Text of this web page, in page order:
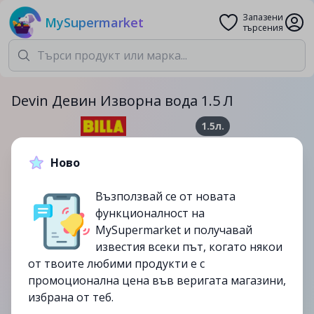
MySupermarket
Запазени
търсения
Devin Девин Изворна вода 1.5 Л
1.5л.
0.85лв.
08/10
Ново
Възползвай се от новата
функционалност на
MySupermarket и получавай
известия всеки път, когато някои
от твоите любими продукти е с
промоционална цена във веригата магазини,
избрана от теб.